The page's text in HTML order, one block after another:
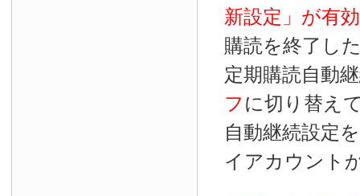
新設定」が有効
購読を終了し
定期購読自動
フ に切り替え
自動継続設定
イアカウント